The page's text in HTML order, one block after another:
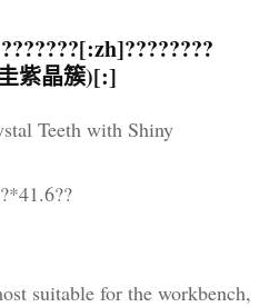
忘記密碼
私隱政策
紫晶簇)[:]
Teeth with Shiny
suitable for the workbench,